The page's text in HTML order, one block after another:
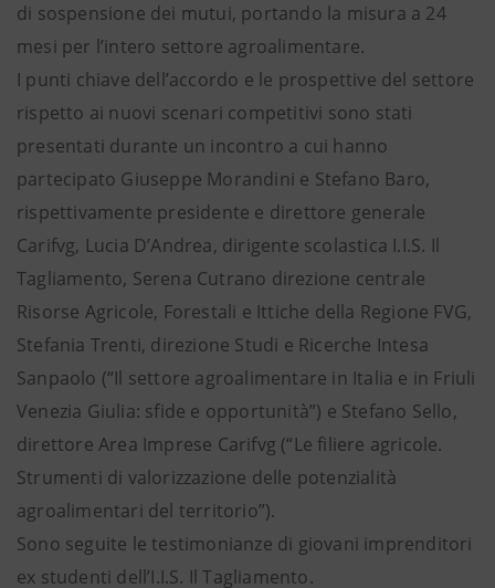
di sospensione dei mutui, portando la misura a 24
mesi per l’intero settore agroalimentare.
I punti chiave dell’accordo e le prospettive del settore
rispetto ai nuovi scenari competitivi sono stati
presentati durante un incontro a cui hanno
partecipato Giuseppe Morandini e Stefano Baro,
rispettivamente presidente e direttore generale
Carifvg, Lucia D’Andrea, dirigente scolastica I.I.S. Il
Tagliamento, Serena Cutrano direzione centrale
Risorse Agricole, Forestali e Ittiche della Regione FVG,
Stefania Trenti, direzione Studi e Ricerche Intesa
Sanpaolo (“Il settore agroalimentare in Italia e in Friuli
Venezia Giulia: sfide e opportunità”) e Stefano Sello,
direttore Area Imprese Carifvg (“Le filiere agricole.
Strumenti di valorizzazione delle potenzialità
agroalimentari del territorio”).
Sono seguite le testimonianze di giovani imprenditori
ex studenti dell’I.I.S. Il Tagliamento.